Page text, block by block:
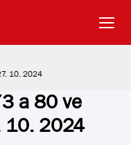
10. 2024
a 80 ve
10. 2024